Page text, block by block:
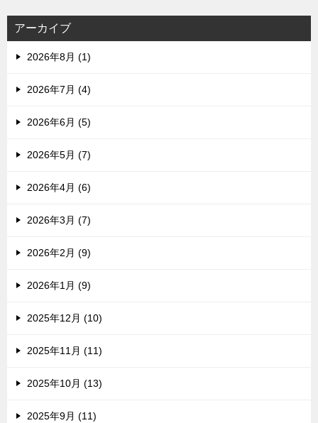
アーカイブ
2026年8月 (1)
2026年7月 (4)
2026年6月 (5)
2026年5月 (7)
2026年4月 (6)
2026年3月 (7)
2026年2月 (9)
2026年1月 (9)
2025年12月 (10)
2025年11月 (11)
2025年10月 (13)
2025年9月 (11)